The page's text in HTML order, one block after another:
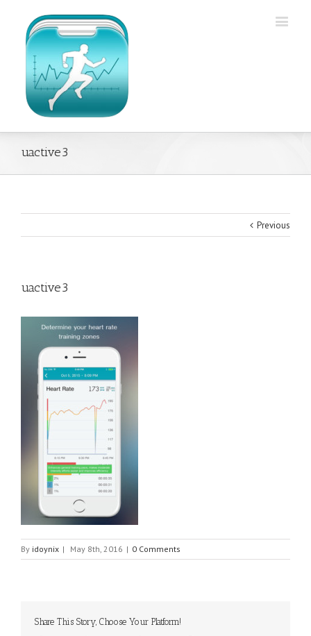
uactive3
Previous
uactive3
By idoynix | May 8th, 2016 | 0 Comments
Share This Story, Choose Your Platform!